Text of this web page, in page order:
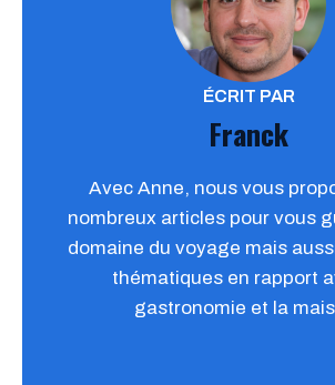
ÉCRIT PAR
Franck
Avec Anne, nous vous
nombreux articles pour vous
domaine du voyage mais
thématiques en rapport
gastronomie et la